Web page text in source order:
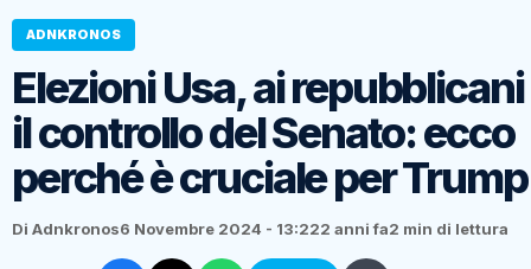
ADNKRONOS
Elezioni Usa, ai repubblicani
il controllo del Senato: ecco
perché è cruciale per Trump
Di Adnkronos6 Novembre 2024 - 13:222 anni fa2 min di lettura